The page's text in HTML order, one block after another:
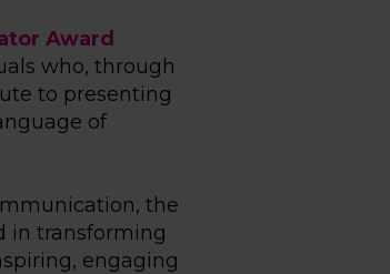
Award
who, through
to presenting
of
the
in transforming
engaging